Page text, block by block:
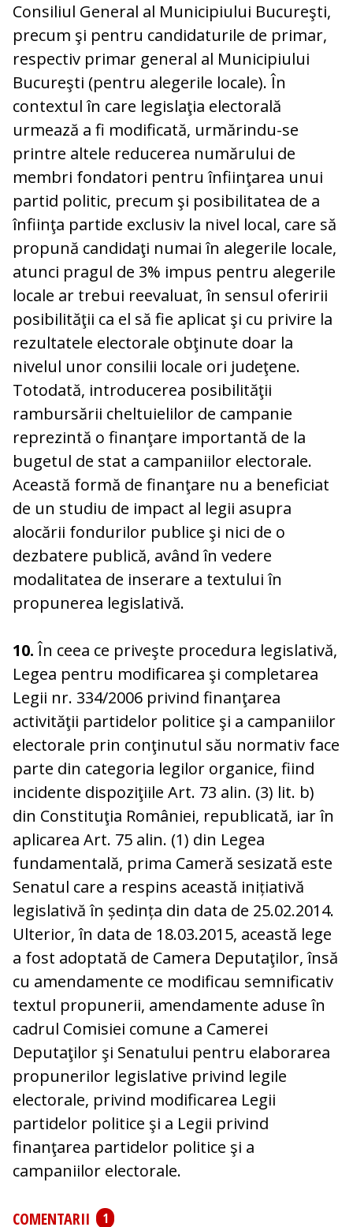
Consiliul General al Municipiului Bucureşti,
precum şi pentru candidaturile de primar,
respectiv primar general al Municipiului
Bucureşti (pentru alegerile locale). În
contextul în care legislaţia electorală
urmează a fi modificată, urmărindu-se
printre altele reducerea numărului de
membri fondatori pentru înfiinţarea unui
partid politic, precum şi posibilitatea de a
înfiinţa partide exclusiv la nivel local, care să
propună candidaţi numai în alegerile locale,
atunci pragul de 3% impus pentru alegerile
locale ar trebui reevaluat, în sensul oferirii
posibilităţii ca el să fie aplicat şi cu privire la
rezultatele electorale obţinute doar la
nivelul unor consilii locale ori judeţene.
Totodată, introducerea posibilităţii
rambursării cheltuielilor de campanie
reprezintă o finanţare importantă de la
bugetul de stat a campaniilor electorale.
Această formă de finanţare nu a beneficiat
de un studiu de impact al legii asupra
alocării fondurilor publice şi nici de o
dezbatere publică, având în vedere
modalitatea de inserare a textului în
propunerea legislativă.
10.În ceea ce priveşte procedura legislativă,
Legea pentru modificarea şi completarea
Legii nr. 334/2006 privind finanţarea
activităţii partidelor politice şi a campaniilor
electorale prin conţinutul său normativ face
parte din categoria legilor organice, fiind
incidente dispoziţiile Art. 73 alin. (3) lit. b)
din Constituţia României, republicată, iar în
aplicarea Art. 75 alin. (1) din Legea
fundamentală, prima Cameră sesizată este
Senatul care a respins această inițiativă
legislativă în ședința din data de 25.02.2014.
Ulterior, în data de 18.03.2015, această lege
a fost adoptată de Camera Deputaţilor, însă
cu amendamente ce modificau semnificativ
textul propunerii, amendamente aduse în
cadrul Comisiei comune a Camerei
Deputaţilor şi Senatului pentru elaborarea
propunerilor legislative privind legile
electorale, privind modificarea Legii
partidelor politice şi a Legii privind
finanţarea partidelor politice şi a
campaniilor electorale.
COMENTARII 1